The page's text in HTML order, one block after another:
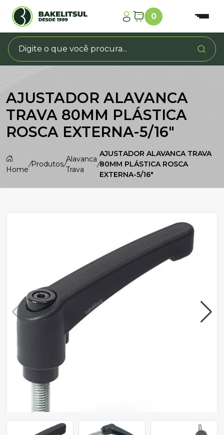
0
AJUSTADOR ALAVANCA
TRAVA 80MM PLÁSTICA
ROSCA EXTERNA-5/16"
Home
/Produtos/
Alavanca
Trava
/
AJUSTADOR ALAVANCA TRAVA
80MM PLÁSTICA ROSCA
EXTERNA-5/16"